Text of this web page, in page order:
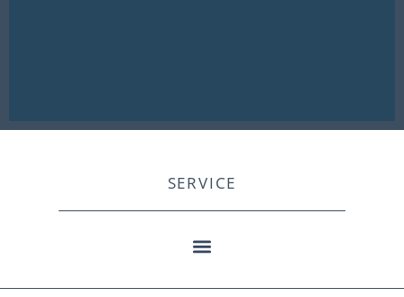
SERVICE